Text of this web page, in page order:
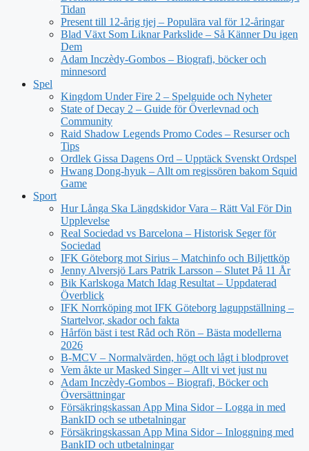
Tidan
Present till 12-årig tjej – Populära val för 12-åringar
Blad Växt Som Liknar Parkslide – Så Känner Du igen
Dem
Adam Inczèdy-Gombos – Biografi, böcker och
minnesord
Spel
Kingdom Under Fire 2 – Spelguide och Nyheter
State of Decay 2 – Guide för Överlevnad och
Community
Raid Shadow Legends Promo Codes – Resurser och
Tips
Ordlek Gissa Dagens Ord – Upptäck Svenskt Ordspel
Hwang Dong-hyuk – Allt om regissören bakom Squid
Game
Sport
Hur Långa Ska Längdskidor Vara – Rätt Val För Din
Upplevelse
Real Sociedad vs Barcelona – Historisk Seger för
Sociedad
IFK Göteborg mot Sirius – Matchinfo och Biljettköp
Jenny Alversjö Lars Patrik Larsson – Slutet På 11 År
Bik Karlskoga Match Idag Resultat – Uppdaterad
Överblick
IFK Norrköping mot IFK Göteborg laguppställning –
Startelvor, skador och fakta
Hårfön bäst i test Råd och Rön – Bästa modellerna
2026
B-MCV – Normalvärden, högt och lågt i blodprovet
Vem åkte ur Masked Singer – Allt vi vet just nu
Adam Inczèdy-Gombos – Biografi, Böcker och
Översättningar
Försäkringskassan App Mina Sidor – Logga in med
BankID och se utbetalningar
Försäkringskassan App Mina Sidor – Inloggning med
BankID och utbetalningar